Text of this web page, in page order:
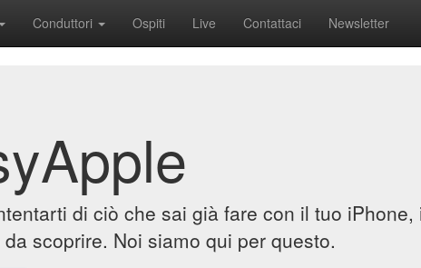
Conduttori Ospiti Live Contattaci Newsletter
di ciò che sai già fare con il tuo iPhone,
scoprire. Noi siamo qui per questo.